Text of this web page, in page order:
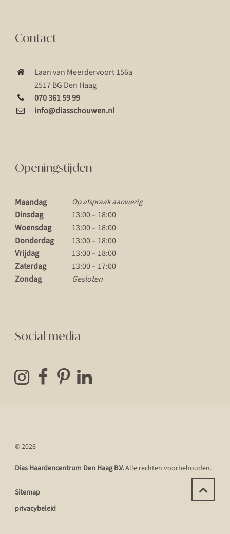
Contact
Laan van Meerdervoort 156a
2517 BG Den Haag
070 361 59 99
info@diasschouwen.nl
Openingstijden
Maandag Op afspraak aanwezig
Dinsdag
13:00 – 18:00
Woensdag
13:00 – 18:00
Donderdag
13:00 – 18:00
Vrijdag
13:00 – 18:00
Zaterdag
13:00 – 17:00
Zondag
Gesloten
Social media
© 2026
Dias Haardencentrum Den Haag B.V.Alle rechten voorbehouden.
Sitemap
privacybeleid